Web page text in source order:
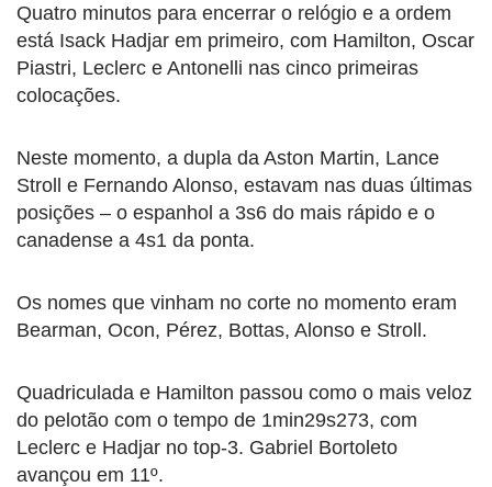
Quatro minutos para encerrar o relógio e a ordem
está Isack Hadjar em primeiro, com Hamilton, Oscar
Piastri, Leclerc e Antonelli nas cinco primeiras
colocações.
Neste momento, a dupla da Aston Martin, Lance
Stroll e Fernando Alonso, estavam nas duas últimas
posições – o espanhol a 3s6 do mais rápido e o
canadense a 4s1 da ponta.
Os nomes que vinham no corte no momento eram
Bearman, Ocon, Pérez, Bottas, Alonso e Stroll.
Quadriculada e Hamilton passou como o mais veloz
do pelotão com o tempo de 1min29s273, com
Leclerc e Hadjar no top-3. Gabriel Bortoleto
avançou em 11º.